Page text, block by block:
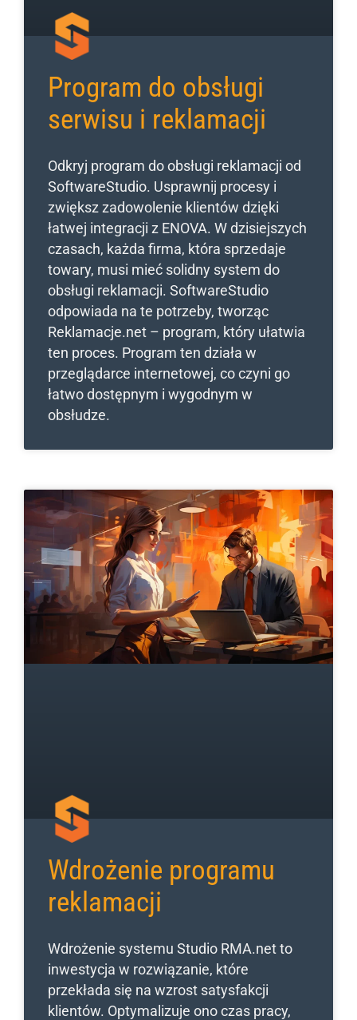
Program do obsługi
serwisu i reklamacji
Odkryj program do obsługi reklamacji od
SoftwareStudio. Usprawnij procesy i
zwiększ zadowolenie klientów dzięki
łatwej integracji z ENOVA. W dzisiejszych
czasach, każda firma, która sprzedaje
towary, musi mieć solidny system do
obsługi reklamacji. SoftwareStudio
odpowiada na te potrzeby, tworząc
Reklamacje.net – program, który ułatwia
ten proces. Program ten działa w
przeglądarce internetowej, co czyni go
łatwo dostępnym i wygodnym w
obsłudze.
Wdrożenie programu
reklamacji
Wdrożenie systemu Studio RMA.net to
inwestycja w rozwiązanie, które
przekłada się na wzrost satysfakcji
klientów. Optymalizuje ono czas pracy,